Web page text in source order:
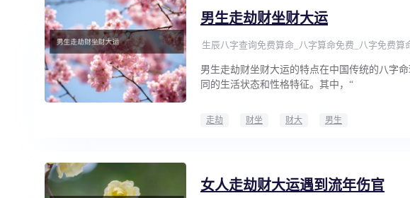
男生走劫财坐财大运
生辰八字查询免费算命_八字算命免费_八字免费算
男生走劫财坐财大运的特点在中国传统的八字
同的生活状态和性格特征。其中，“
走劫 财坐 财大 男生
女人走劫财大运遇到流年伤官